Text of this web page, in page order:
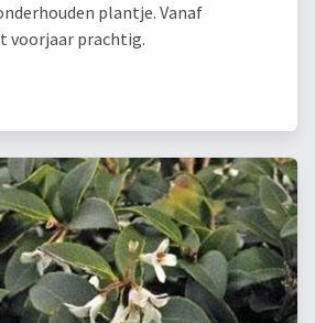
plantje. Vanaf
voorjaar prachtig.